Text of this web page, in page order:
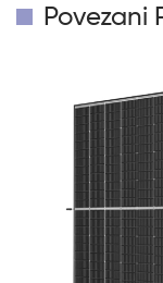
Povezani